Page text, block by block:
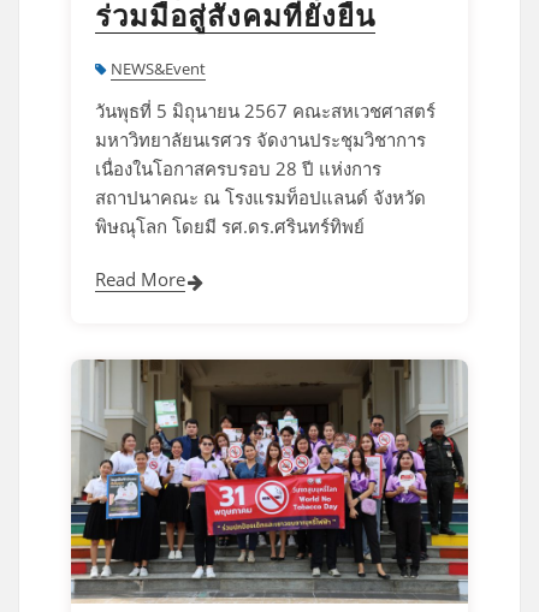
ร่วมมือสู่สังคมที่ยั่งยืน
NEWS&Event
วันพุธที่ 5 มิถุนายน 2567 คณะสหเวชศาสตร์
มหาวิทยาลัยนเรศวร จัดงานประชุมวิชาการ
เนื่องในโอกาสครบรอบ 28 ปี แห่งการ
สถาปนาคณะ ณ โรงแรมท็อปแลนด์ จังหวัด
พิษณุโลก โดยมี รศ.ดร.ศรินทร์ทิพย์
Read More